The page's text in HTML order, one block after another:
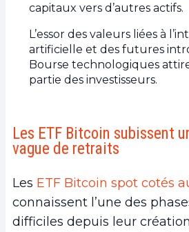
capitaux vers d’autres actifs.
L’essor des valeurs liées à
artificielle et des futures
Bourse technologiques
partie des investisseurs.
Les ETF Bitcoin subissent
vague de retraits
Les ETF Bitcoin spot cotés
connaissent l’une des
difficiles depuis leur